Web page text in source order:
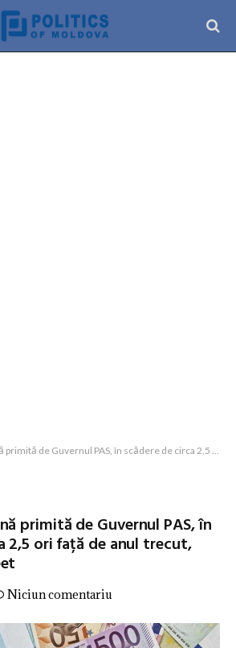
PAS, în scădere de circa 2,5 ori față de anul trecut, scrie Mold-Street
primită de Guvernul PAS, în
2,5 ori față de anul trecut,
Niciun comentariu